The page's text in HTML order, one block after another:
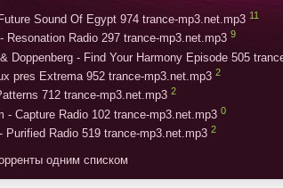
Sound Of Egypt 974 trance-mp3.net.mp3 11
Resonation Radio 297 trance-mp3.net.mp3 9
Doppenberg - Find Your Harmony Episode 505
pres Extrema 952 trance-mp3.net.mp3 2
712 trance-mp3.net.mp3 2
- Capture Radio 102 trance-mp3.net.mp3 0
Purified Radio 519 trance-mp3.net.mp3 2
одним списком